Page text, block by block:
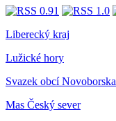
Liberecký kraj
Lužické hory
Svazek obcí Novoborska
Mas Český sever